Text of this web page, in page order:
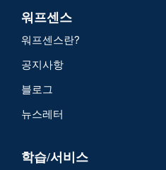
워프센스
워프센스란?
공지사항
블로그
뉴스레터
학습/서비스